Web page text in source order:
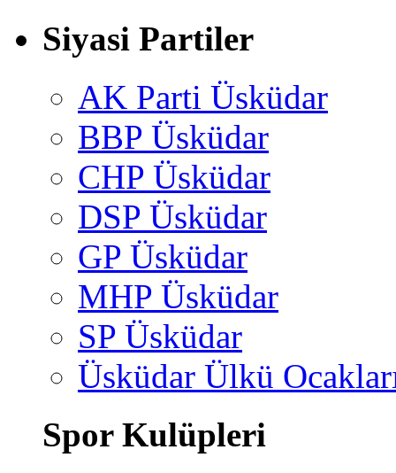
Siyasi Partiler
AK Parti Üsküdar
BBP Üsküdar
CHP Üsküdar
DSP Üsküdar
GP Üsküdar
MHP Üsküdar
SP Üsküdar
Üsküdar Ülkü
Spor Kulüpleri